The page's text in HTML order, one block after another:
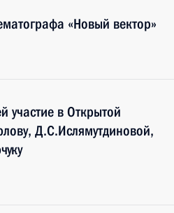
«Новый вектор»
в Открытой
Д.С.Ислямутдиновой,